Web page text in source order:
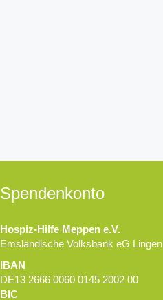
Spendenkonto
Hospiz-Hilfe Meppen e.V.
Emsländische Volksbank eG Lingen
IBAN
DE13 2666 0060 0145 2002 00
BIC